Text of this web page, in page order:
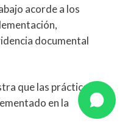
acorde a los
documental
que las prácticas
en la